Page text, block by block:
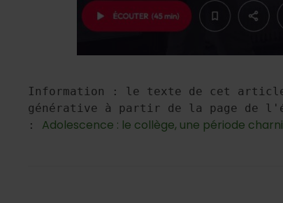
Information : le texte de cet
générative à partir de la page de
: Adolescence : le collège, une période